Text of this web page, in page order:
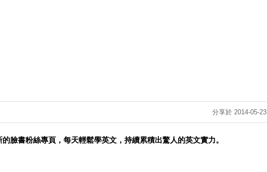
分享於 2014-05-23
臉書粉絲專頁，每天輕鬆學英文，持續累積出驚人的英文實力。